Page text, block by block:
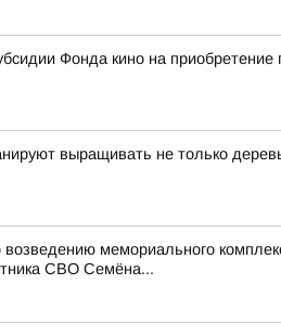
Фонда кино на приобретение
выращивать не только
мемориального
СВО Семёна...